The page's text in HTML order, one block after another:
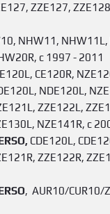
ZZE127,
NHW11, NHW11L,
с 1997 - 2011
CE120R,
NDE120L,
ZZE122L,
NZE141R, c
CDE120L,
ZZE122R,
, AUR10/CUR10/